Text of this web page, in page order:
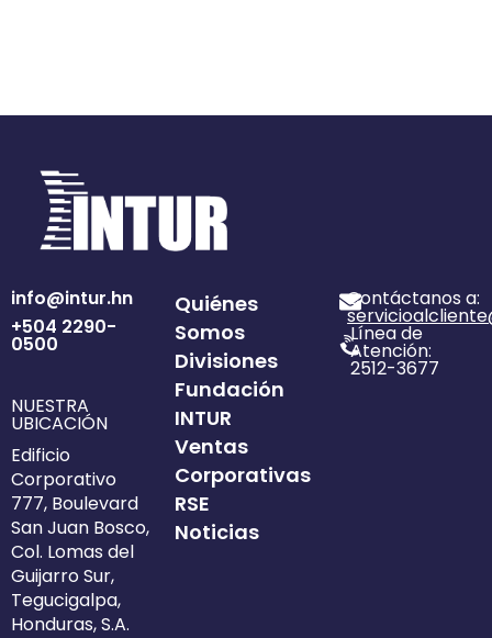
info@intur.hn
+504 2290-
0500
NUESTRA
UBICACIÓN
Edificio
Corporativo
777, Boulevard
San Juan Bosco,
Col. Lomas del
Guijarro Sur,
Tegucigalpa,
Honduras, S.A.
Quiénes
Somos
Divisiones
Fundación
INTUR
Ventas
Corporativas
RSE
Noticias
Contáctanos a:
Línea de
Atención:
2512-3677